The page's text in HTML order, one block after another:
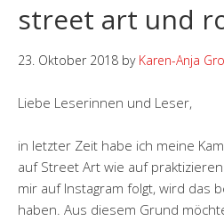
street art und
23. Oktober 2018 by Karen-Anja
Liebe Leserinnen und Leser,
in letzter Zeit habe ich meine
auf Street Art wie auf
mir auf Instagram folgt, wird das
haben. Aus diesem Grund